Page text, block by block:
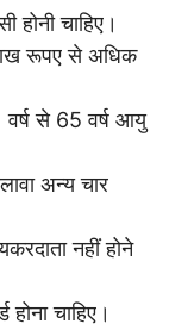
होनी चाहिए।
रूपए से अधिक
से 65 वर्ष आयु
अन्य चार
नहीं होने
होना चाहिए।